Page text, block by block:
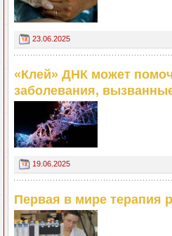
23.06.2025
«Клей» ДНК может
заболевания,
19.06.2025
Первая в мире терапия